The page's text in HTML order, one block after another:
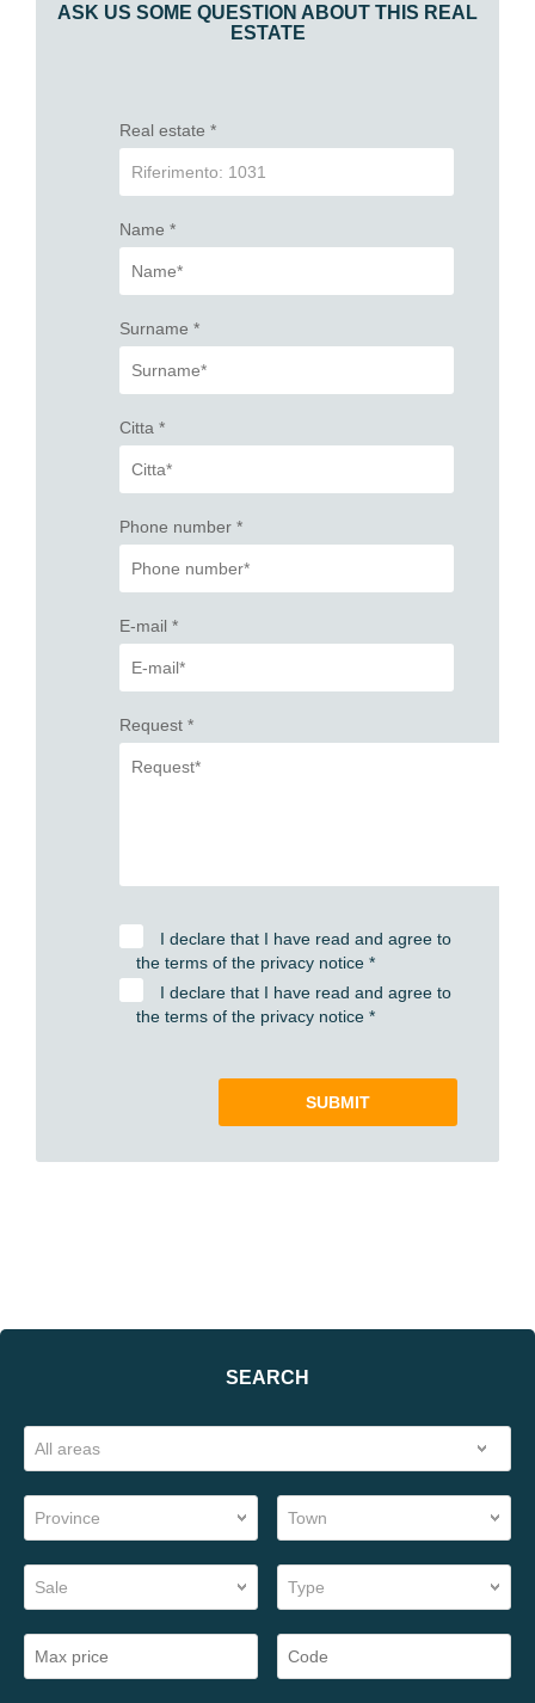
ASK US SOME QUESTION ABOUT THIS REAL
ESTATE
Real estate *
Name *
Surname *
Citta *
Phone number *
E-mail *
Request *
I declare that I have read and agree to
the terms of the privacy notice *
I declare that I have read and agree to
the terms of the privacy notice *
SEARCH